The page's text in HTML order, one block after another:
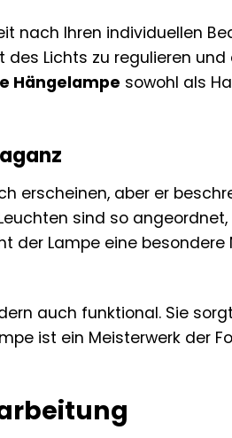
nach Ihren individuellen
des Lichts zu regulieren
Hängelampe sowohl als
erscheinen, aber er
sind so
der Lampe eine
auch funktional. Sie
ist ein Meisterwerk der